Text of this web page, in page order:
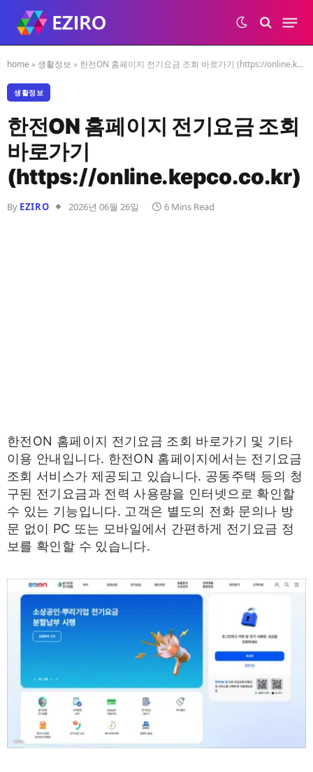
home »생활정보 » 한전ON 홈페이지 전기요금 조회 바로가기 (https://online.kepco.co.kr)
생활정보
한전ON 홈페이지 전기요금 조회
바로가기
(https://online.kepco.co.kr)
By EZIRO 2026년 06월 26일 6 Mins Read
한전ON 홈페이지 전기요금 조회 바로가기 및 기타
이용 안내입니다. 한전ON 홈페이지에서는 전기요금
조회 서비스가 제공되고 있습니다. 공동주택 등의 청
구된 전기요금과 전력 사용량을 인터넷으로 확인할
수 있는 기능입니다. 고객은 별도의 전화 문의나 방
문 없이 PC 또는 모바일에서 간편하게 전기요금 정
보를 확인할 수 있습니다.